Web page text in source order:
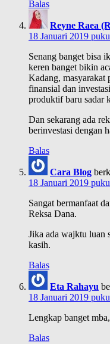
Balas
Reyne Raea
18 Januari 2019
Senang banget bisa
keren banget bikin
Kadang, masyarakat
finansial dan
produktif baru sadar
Dan sekarang ada
berinvestasi dengan
Balas
Cara Blog
18 Januari 2019
Sangat bermanfaat
Reksa Dana.
Jika ada wajktu luan
kasih.
Balas
Eta Rahayu
18 Januari 2019
Lengkap banget
Balas